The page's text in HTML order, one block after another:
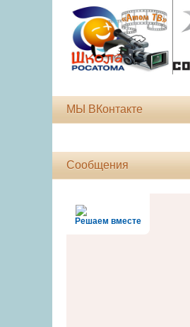
МЫ ВКонтакте
Сообщения
Решаем вместе